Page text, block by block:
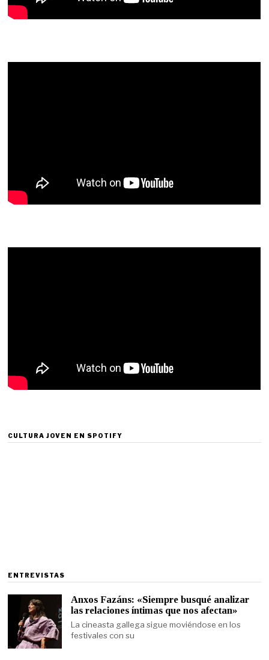
CULTURA JOVEN EN SPOTIFY
ENTREVISTAS
Anxos Fazáns: «Siempre busqué analizar
las relaciones íntimas que nos afectan»
La cineasta gallega sigue moviéndose en los
festivales con su